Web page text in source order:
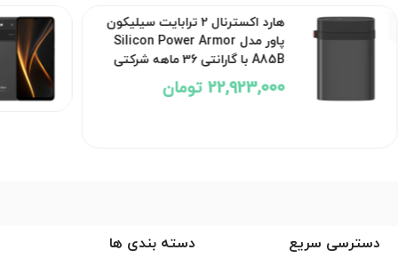
هارد اکسترنال 2 ترابایت سیلیکون
پاور مدل Silicon Power Armor
A85B با گارانتی 36 ماهه شرکتی
22,923,000 تومان
دسترسی سریع دسته بندی ها